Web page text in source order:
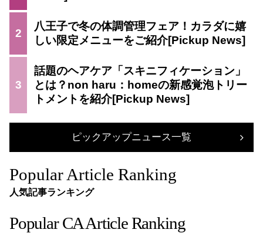
2
八王子で冬の体調管理フェア！カラダに嬉
しい限定メニューをご紹介
3
話題のヘアケア「スキニフィケーション」
とは？non haru：homeの新感覚泡トリー
トメントを紹介
ピックアップニュース一覧
Popular Article Ranking
人気記事ランキング
Popular CA Article Ranking